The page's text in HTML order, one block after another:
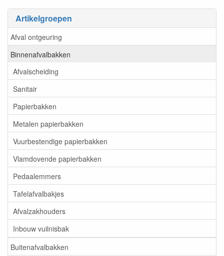
Artikelgroepen
Afval ontgeuring
Binnenafvalbakken
Afvalscheiding
Sanitair
Papierbakken
Metalen papierbakken
Vuurbestendige papierbakken
Vlamdovende papierbakken
Pedaalemmers
Tafelafvalbakjes
Afvalzakhouders
Inbouw vuilnisbak
Buitenafvalbakken